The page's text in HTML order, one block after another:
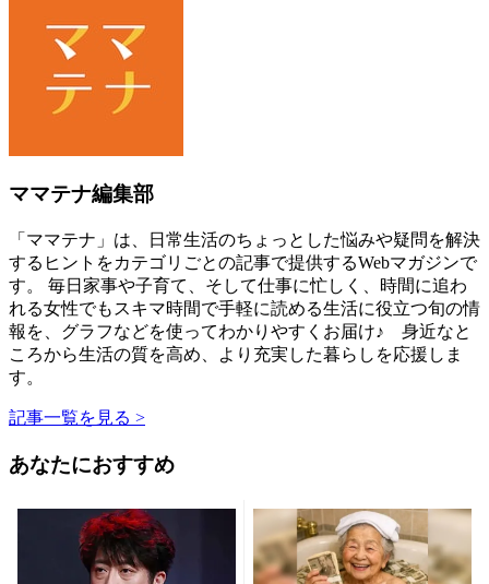
ママテナ編集部
「ママテナ」は、日常生活のちょっとした悩みや疑問を解決
するヒントをカテゴリごとの記事で提供するWebマガジンで
す。 毎日家事や子育て、そして仕事に忙しく、時間に追わ
れる女性でもスキマ時間で手軽に読める生活に役立つ旬の情
報を、グラフなどを使ってわかりやすくお届け♪ 身近なと
ころから生活の質を高め、より充実した暮らしを応援しま
す。
記事一覧を見る >
あなたにおすすめ